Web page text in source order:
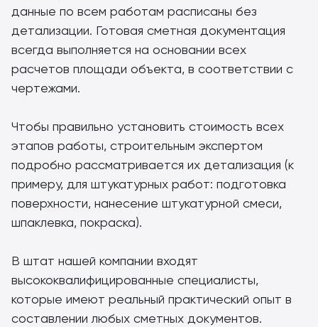
данные по всем работам расписаны без
детализации. Готовая сметная документация
всегда выполняется на основании всех
расчетов площади объекта, в соответствии с
чертежами.
Чтобы правильно установить стоимость всех
этапов работы, строительным экспертом
подробно рассматривается их детализация (к
примеру, для штукатурных работ: подготовка
поверхности, нанесение штукатурной смеси,
шпаклевка, покраска).
В штат нашей компании входят
высококвалифицированные специалисты,
которые имеют реальный практический опыт в
составлении любых сметных документов.